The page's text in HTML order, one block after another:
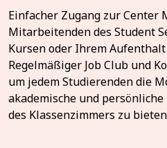
Einfacher Zugang zur Center
Mitarbeitenden des Student
Kursen oder Ihrem
Regelmäßiger Job Club und
um jedem Studierenden die
akademische und
des Klassenzimmers zu